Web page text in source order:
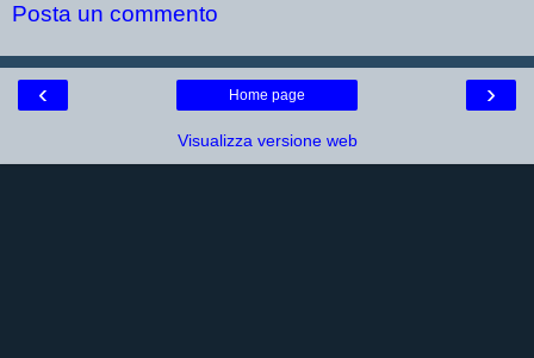
Posta un commento
‹ ›
Home page
Visualizza versione web